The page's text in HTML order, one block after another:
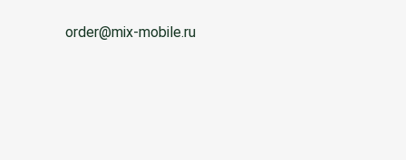
order@mix-mobile.ru